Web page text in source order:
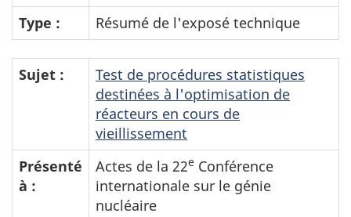
Type :
Résumé de l'exposé technique
Sujet :
Test de procédures statistiques
destinées à l'optimisation de
réacteurs en cours de
vieillissement
Présenté
à :
Actes de la 22e Conférence
internationale sur le génie
nucléaire